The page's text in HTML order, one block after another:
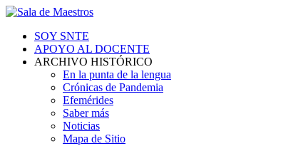
SOY SNTE
APOYO AL DOCENTE
ARCHIVO HISTÓRICO
En la punta de la lengua
Crónicas de Pandemia
Efemérides
Saber más
Noticias
Mapa de Sitio